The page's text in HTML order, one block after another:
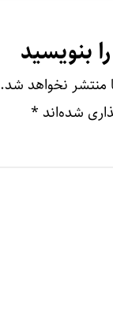
بنویسید
منتشر نخواهد شد.
شده‌اند *